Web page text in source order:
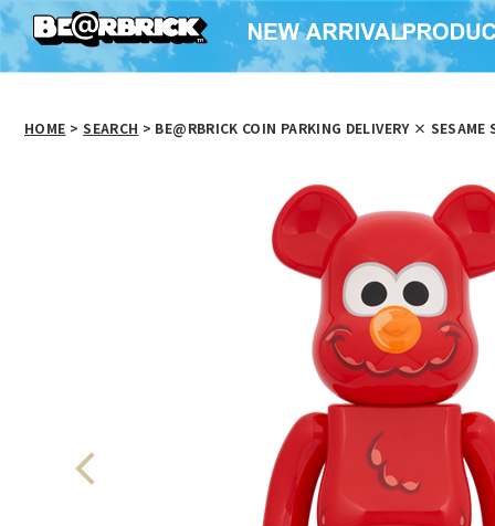
HOME > SEARCH > BE@RBRICK COIN PARKING DELIVERY ×